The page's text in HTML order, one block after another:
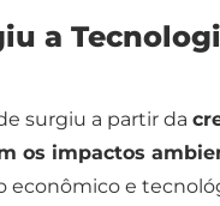
a
surgiu a partir da
os impactos
econômico e